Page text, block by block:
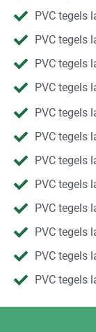
PVC tegels
PVC tegels
PVC tegels
PVC tegels
PVC tegels
PVC tegels
PVC tegels
PVC tegels
PVC tegels
PVC tegels
PVC tegels
PVC tegels